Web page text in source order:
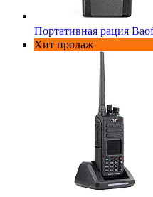
Портативная рация
Хит продаж